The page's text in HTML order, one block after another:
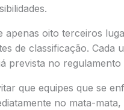
apenas oito terceiros
de classificação. Cada
prevista no regulamento
que equipes que se
no mata-